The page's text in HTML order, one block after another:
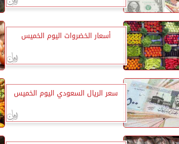
أسعار الخضروات اليوم الخميس
سعر الريال السعودي اليوم الخميس